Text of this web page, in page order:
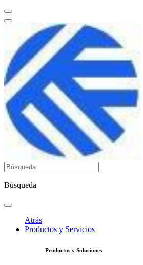
Búsqueda
Atrás
Productos y Servicios
Productos y Soluciones